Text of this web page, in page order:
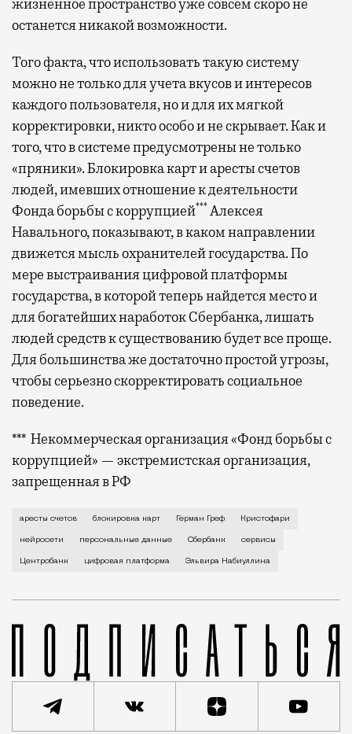
жизненное пространство уже совсем скоро не
останется никакой возможности.
Того факта, что использовать такую систему
можно не только для учета вкусов и интересов
каждого пользователя, но и для их мягкой
корректировки, никто особо и не скрывает. Как и
того, что в системе предусмотрены не только
«пряники». Блокировка карт и аресты счетов
людей, имевших отношение к деятельности
Фонда борьбы с коррупцией***Алексея
Навального, показывают, в каком направлении
движется мысль охранителей государства. По
мере выстраивания цифровой платформы
государства, в которой теперь найдется место и
для богатейших наработок Сбербанка, лишать
людей средств к существованию будет все проще.
Для большинства же достаточно простой угрозы,
чтобы серьезно скорректировать социальное
поведение.
*** Некоммерческая организация «Фонд борьбы с
коррупцией» — экстремистская организация,
запрещенная в РФ
аресты счетов блокировка карт Герман Греф Кристофари
нейросети персональные данные Сбербанк сервисы
Центробанк цифровая платформа Эльвира Набиуллина